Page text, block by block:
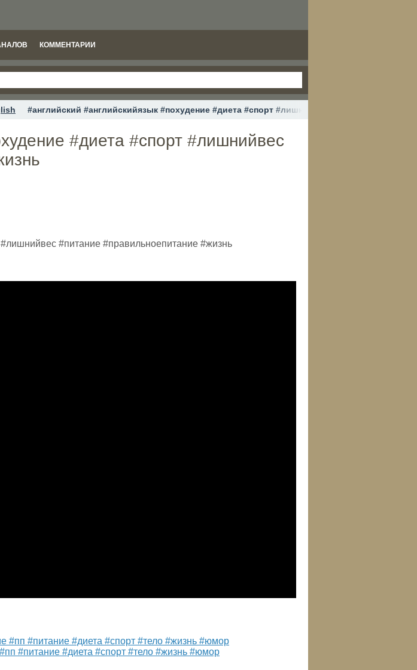
КОММЕНТАРИИ
#английский #английскийязык #похудение #диета #спорт #лишнийвес #питание
#диета #спорт #лишнийвес
#питание #диета #спорт #тело #жизнь #юмор